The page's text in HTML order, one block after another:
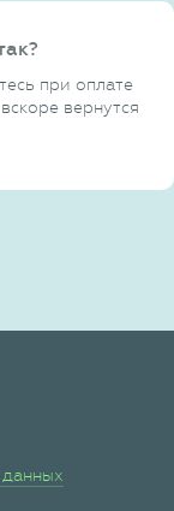
при оплате
вернутся